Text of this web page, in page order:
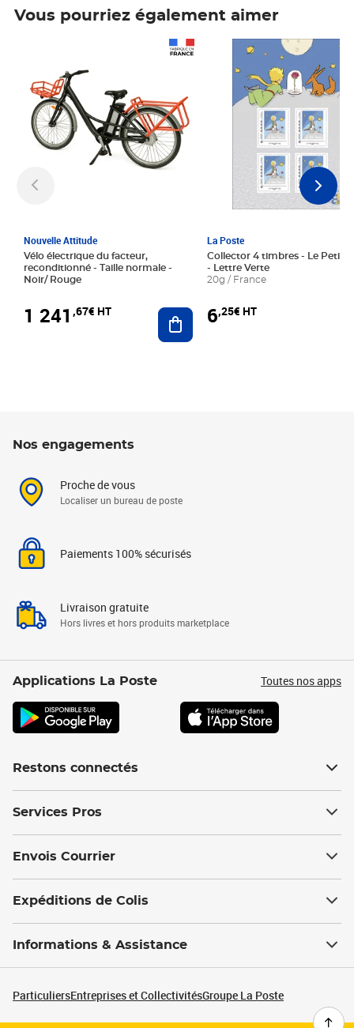
Vous pourriez également aimer
Nouvelle Attitude
Vélo électrique du facteur,
reconditionné - Taille normale -
Noir/ Rouge
1 241 ,67€ HT Ajouter au panier
La Poste
Collector 4 timbres - Le Petit
- Lettre Verte
20g / France
6,25€ HT
Prix 6,25€ HT
Nos engagements
Proche de vous
Localiser un bureau de poste
Paiements 100% sécurisés
Livraison gratuite
Hors livres et hors produits marketplace
Applications La Poste Toutes nos apps
Restons connectés
Services Pros
Envois Courrier
Expéditions de Colis
Informations & Assistance
ParticuliersEntreprises et CollectivitésGroupe La Poste